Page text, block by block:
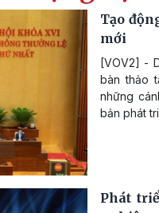
Tạo
mới
[VOV2] -
bàn thảo
những
bản phát
Phát